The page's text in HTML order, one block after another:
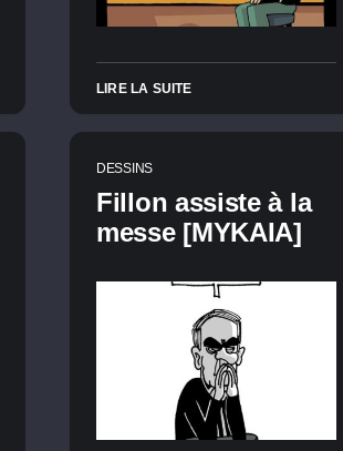
LIRE LA SUITE
DESSINS
Fillon assiste à la
messe [MYKAIA]